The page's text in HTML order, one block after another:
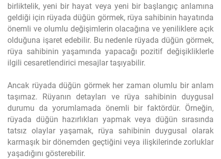
birliktelik, yeni bir hayat veya yeni bir başlangıç anlamına
geldiği için rüyada düğün görmek, rüya sahibinin hayatında
önemli ve olumlu değişimlerin olacağına ve yeniliklere açık
olduğuna işaret edebilir. Bu nedenle rüyada düğün görmek,
rüya sahibinin yaşamında yapacağı pozitif değişikliklerle
ilgili cesaretlendirici mesajlar taşıyabilir.
Ancak rüyada düğün görmek her zaman olumlu bir anlam
taşımaz. Rüyanın detayları ve rüya sahibinin duygusal
durumu da yorumlamada önemli bir faktördür. Örneğin,
rüyada düğün hazırlıkları yapmak veya düğün sırasında
tatsız olaylar yaşamak, rüya sahibinin duygusal olarak
karmaşık bir dönemden geçtiğini veya ilişkilerinde zorluklar
yaşadığını gösterebilir.